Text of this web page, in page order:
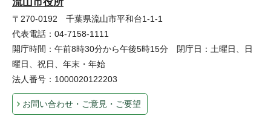
〒270-0192 千葉県流山市平和台1-1-1
代表電話：04-7158-1111
開庁時間：午前8時30分から午後5時15分 閉庁日：土曜日、日
曜日、祝日、年末・年始
法人番号：1000020122203
お問い合わせ・ご意見・ご要望